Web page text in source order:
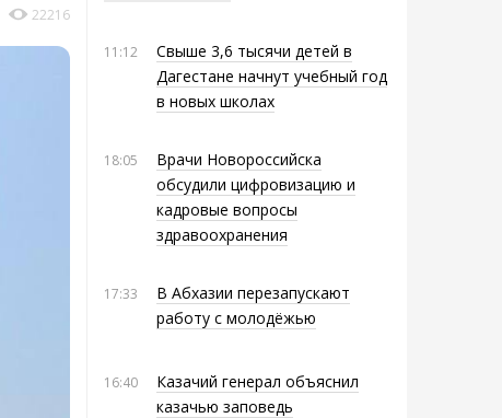
22216
11:12
Свыше 3,6 тысячи детей в
Дагестане начнут учебный год
в новых школах
18:05
Врачи Новороссийска
обсудили цифровизацию и
кадровые вопросы
здравоохранения
17:33
В Абхазии перезапускают
работу с молодёжью
16:40
Казачий генерал объяснил
казачью заповедь